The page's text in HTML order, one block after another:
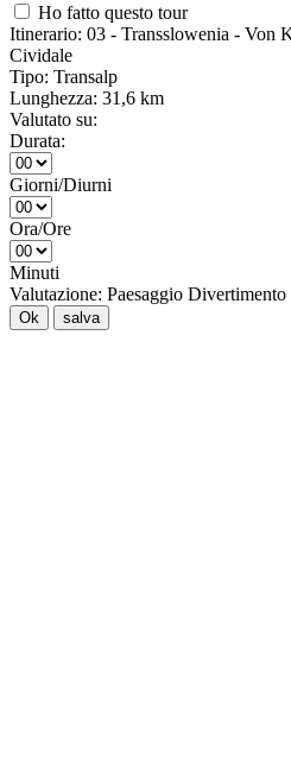
Ho fatto questo tour
Itinerario: 03 - Transslowenia - Von
Cividale
Tipo: Transalp
Lunghezza: 31,6 km
Valutato su:
Durata:
Giorni/Diurni
Ora/Ore
Minuti
Valutazione: Paesaggio Divertimento
Ok salva